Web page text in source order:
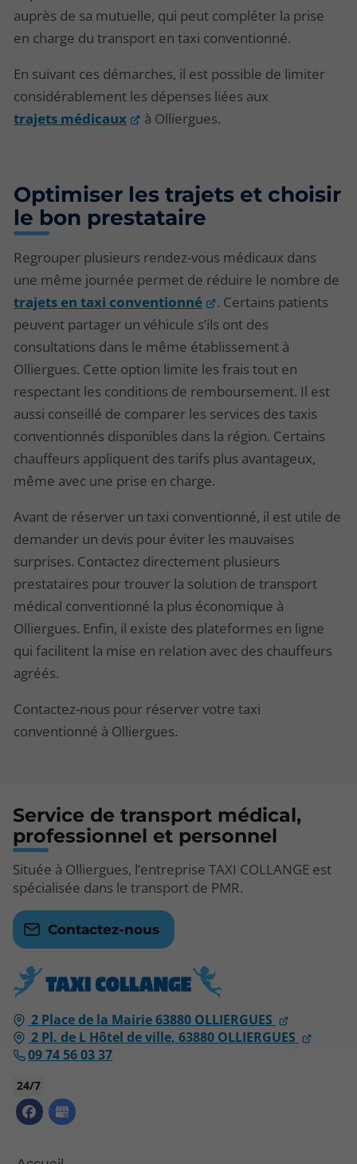
auprès de sa mutuelle, qui peut compléter la prise
en charge du transport en taxi conventionné.
En suivant ces démarches, il est possible de limiter
considérablement les dépenses liées aux
trajets médicaux
à Olliergues.
Optimiser les trajets et choisir
le bon prestataire
Regrouper plusieurs rendez-vous médicaux dans
une même journée permet de réduire le nombre de
trajets en taxi conventionné
. Certains patients
peuvent partager un véhicule s’ils ont des
consultations dans le même établissement à
Olliergues. Cette option limite les frais tout en
respectant les conditions de remboursement. Il est
aussi conseillé de comparer les services des taxis
conventionnés disponibles dans la région. Certains
chauffeurs appliquent des tarifs plus avantageux,
même avec une prise en charge.
Avant de réserver un taxi conventionné, il est utile de
demander un devis pour éviter les mauvaises
surprises. Contactez directement plusieurs
prestataires pour trouver la solution de transport
médical conventionné la plus économique à
Olliergues. Enfin, il existe des plateformes en ligne
qui facilitent la mise en relation avec des chauffeurs
agréés.
Contactez-nous pour réserver votre taxi
conventionné à Olliergues.
2 Place de la Mairie63880 OLLIERGUES
2 Pl. de L Hôtel de ville, 63880 OLLIERGUES
09 74 56 03 37
24/7
Service de transport médical,
professionnel et personnel
Située à Olliergues, l’entreprise TAXI COLLANGE est
spécialisée dans le transport de PMR.
Contactez-nous